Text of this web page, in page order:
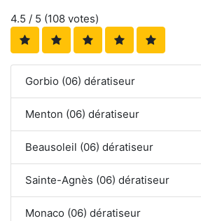
4.5 / 5 (108 votes)
Gorbio (06) dératiseur
Menton (06) dératiseur
Beausoleil (06) dératiseur
Sainte-Agnès (06) dératiseur
Monaco (06) dératiseur